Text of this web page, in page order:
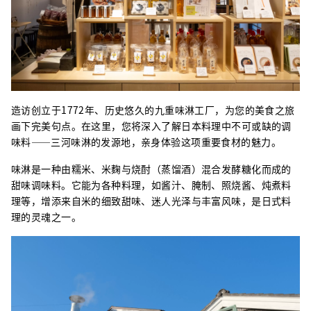
造访创立于1772年、历史悠久的九重味淋工厂，为您的美食之旅
画下完美句点。在这里，您将深入了解日本料理中不可或缺的调
味料——三河味淋的发源地，亲身体验这项重要食材的魅力。
味淋是一种由糯米、米麴与烧酎（蒸馏酒）混合发酵糖化而成的
甜味调味料。它能为各种料理，如酱汁、腌制、照烧酱、炖煮料
理等，增添来自米的细致甜味、迷人光泽与丰富风味，是日式料
理的灵魂之一。